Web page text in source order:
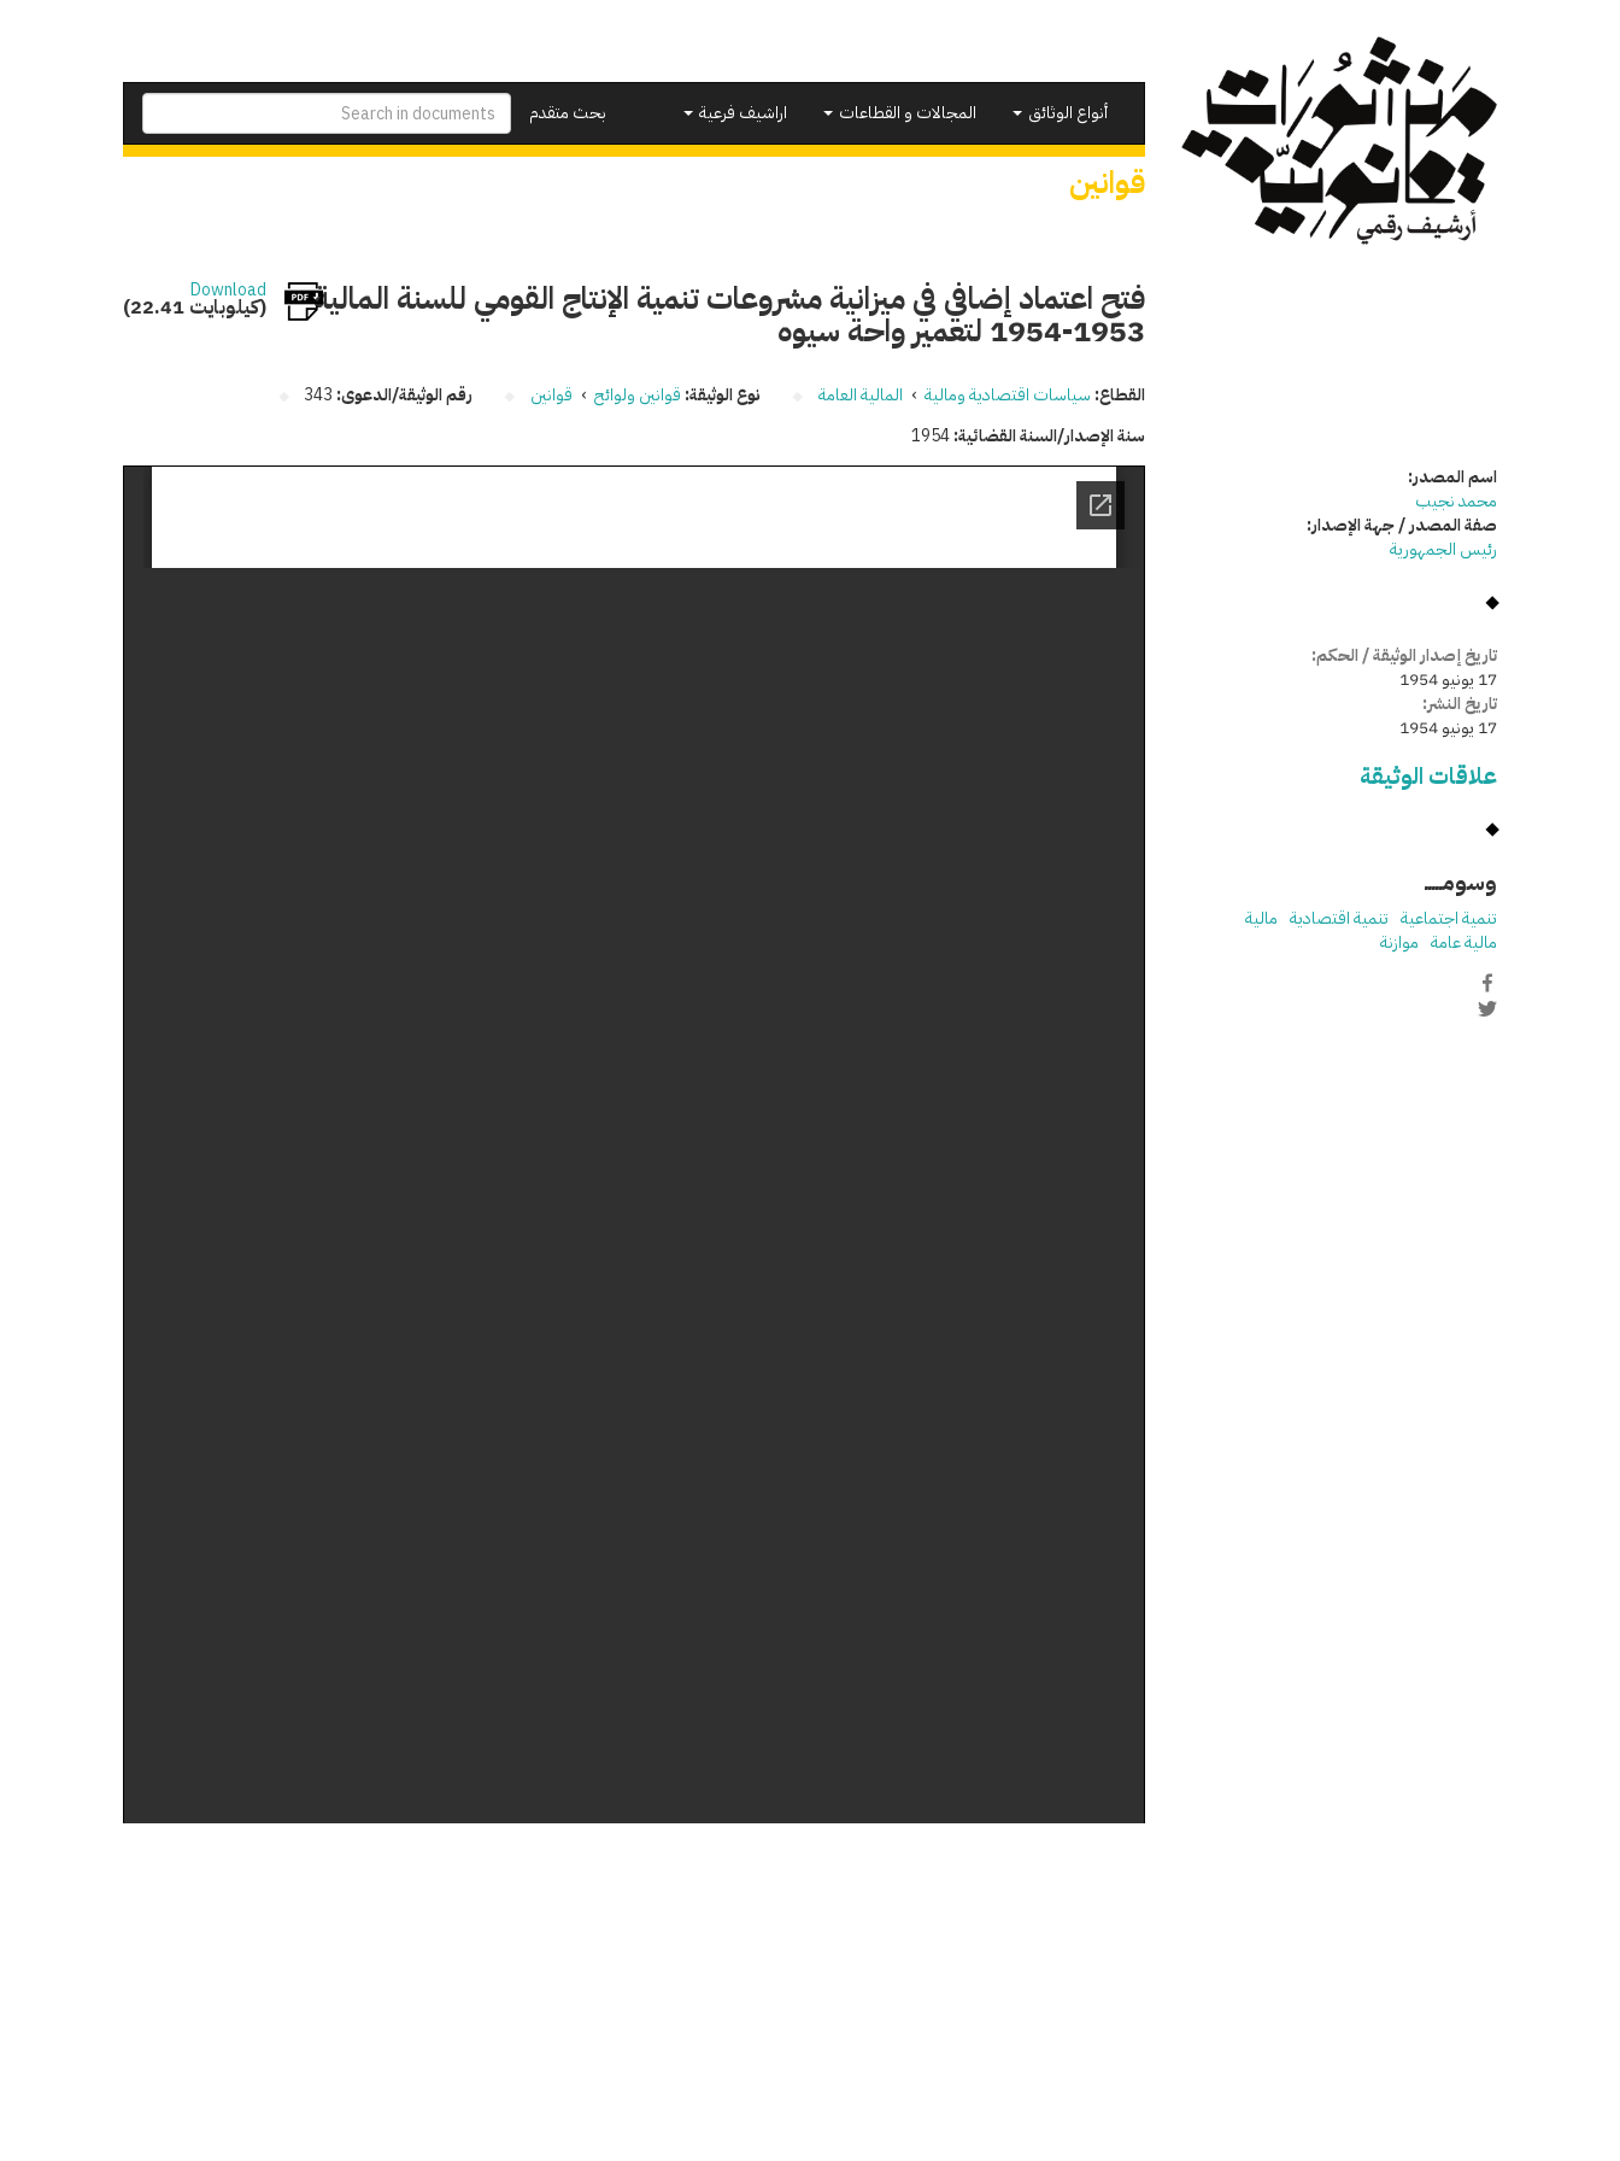
بحث متقدم
أنواع الوثائق المجالات و القطاعات اراشيف فرعية
قوانين
فتح اعتماد إضافي في ميزانية مشروعات تنمية الإنتاج القومي للسنة المالية
1953-1954 لتعمير واحة سيوه
Download
(22.41 كيلوبايت)
القطاع: سياسات اقتصادية ومالية › المالية العامة نوع الوثيقة: قوانين ولوائح › قوانين رقم الوثيقة/الدعوى: 343
سنة الإصدار/السنة القضائية:1954
اسم المصدر:
محمد نجيب
صفة المصدر / جهة الإصدار:
رئيس الجمهورية
تاريخ إصدار الوثيقة / الحكم:
17 يونيو 1954
تاريخ النشر:
17 يونيو 1954
علاقات الوثيقة
وسومـــــ
تنمية اجتماعية تنمية اقتصادية مالية
مالية عامة موازنة